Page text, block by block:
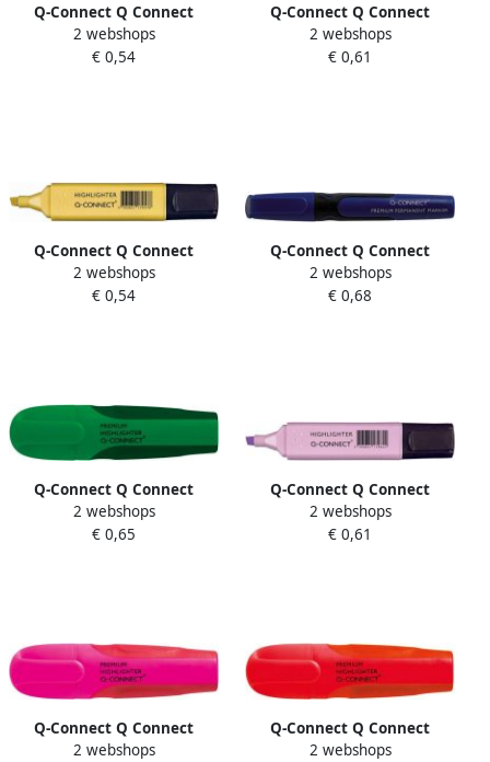
Q-Connect Q Connect
markeerstift pastel roze
2 webshops
€ 0,54
Q-Connect Q Connect
permanent marker ronde
punt groen
2 webshops
€ 0,61
Q-Connect Q Connect
markeerstift pastel geel
2 webshops
€ 0,54
Q-Connect Q Connect
premium permanent
marker ronde punt blauw
2 webshops
€ 0,68
Q-Connect Q Connect
Premium markeerstift
donkergroen
2 webshops
€ 0,65
Q-Connect Q Connect
markeerstift pastel violet
2 webshops
€ 0,61
Q-Connect Q Connect
Premium markeerstift roze
2 webshops
Q-Connect Q Connect
Premium markeerstift rood
2 webshops